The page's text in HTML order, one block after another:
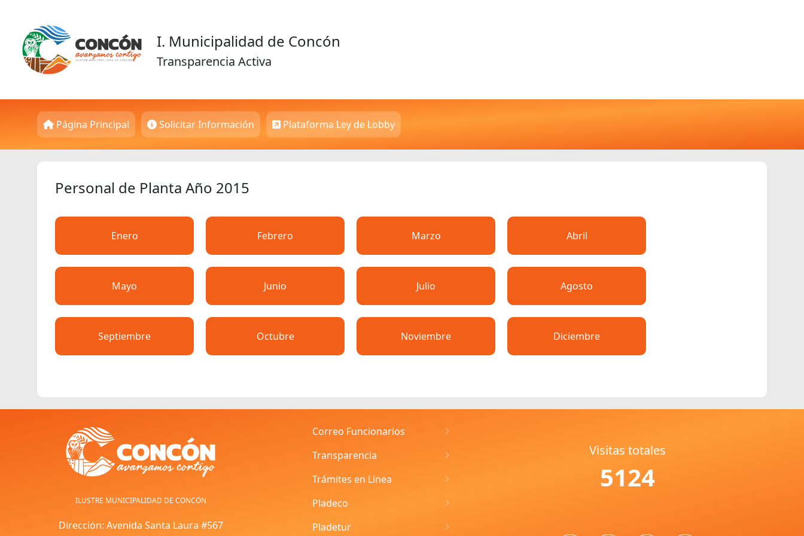
I. Municipalidad de Concón
Transparencia Activa
Página Principal Solicitar Información Plataforma Ley de Lobby
Personal de Planta Año 2015
Enero Febrero Marzo Abril
Mayo Junio Julio Agosto
Septiembre Octubre Noviembre Diciembre
ILUSTRE MUNICIPALIDAD DE CONCÓN
Dirección: Avenida Santa Laura #567
Correo Funcionarios
Transparencia
Trámites en Linea
Pladeco
Pladetur
Visitas totales
5124